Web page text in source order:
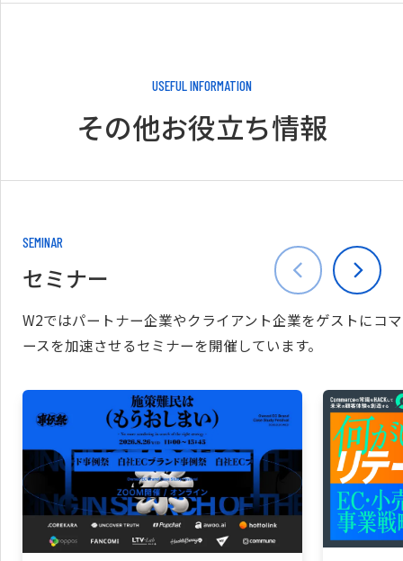
USEFUL INFORMATION
その他お役立ち情報
SEMINAR
セミナー
W2ではパートナー企業やクライアント企業をゲストにコマ
ースを加速させるセミナーを開催しています。